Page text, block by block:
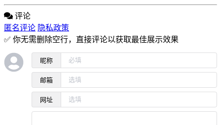
评论
匿名评论 隐私政策
✅ 你无需删除空行，直接评论以获取最佳展示效果
昵称
邮箱
网址